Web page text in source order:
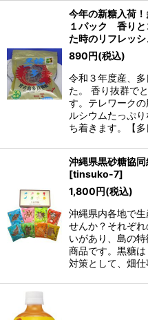
今年の新糖入荷
１パック 香りと
た時のリフレッシ
890円(税込)
令和３年度産、
た。 香り抜群で
す。テレワーク
ルシウムたっぷ
ち着きます。【
沖縄県黒砂糖協
[tinsuko-7]
1,800円(税込)
沖縄県内各地で
せんか？それぞ
いがあり、島の
商品です。黒糖
対策として、畑